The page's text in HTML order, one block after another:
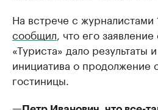
На встрече с журналистами
сообщил , что его
«Туриста» дало результаты
инициатива о продолжение
гостиницы.